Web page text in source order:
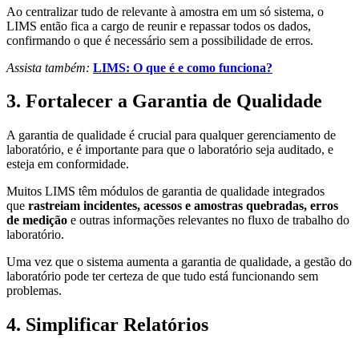
Ao centralizar tudo de relevante à amostra em um só sistema, o
LIMS então fica a cargo de reunir e repassar todos os dados,
confirmando o que é necessário sem a possibilidade de erros.
Assista também: LIMS: O que é e como funciona?
3. Fortalecer a Garantia de Qualidade
A garantia de qualidade é crucial para qualquer gerenciamento de
laboratório, e é importante para que o laboratório seja auditado, e
esteja em conformidade.
Muitos LIMS têm módulos de garantia de qualidade integrados
que rastreiam incidentes, acessos e amostras quebradas, erros
de medição e outras informações relevantes no fluxo de trabalho do
laboratório.
Uma vez que o sistema aumenta a garantia de qualidade, a gestão do
laboratório pode ter certeza de que tudo está funcionando sem
problemas.
4. Simplificar Relatórios